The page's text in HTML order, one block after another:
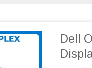
Dell